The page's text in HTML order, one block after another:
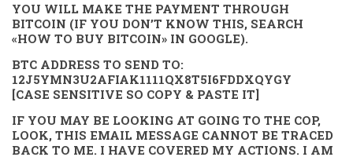
YOU WILL MAKE THE PAYMENT THROUGH
BITCOIN (IF YOU DON’T KNOW THIS, SEARCH
«HOW TO BUY BITCOIN» IN GOOGLE).
BTC ADDRESS TO SEND TO:
12J5YMN3U2AFIAK1111QX8T5I6FDDXQYGY
[CASE SENSITIVE SO COPY & PASTE IT]
IF YOU MAY BE LOOKING AT GOING TO THE COP,
LOOK, THIS EMAIL MESSAGE CANNOT BE TRACED
BACK TO ME. I HAVE COVERED MY ACTIONS. I AM